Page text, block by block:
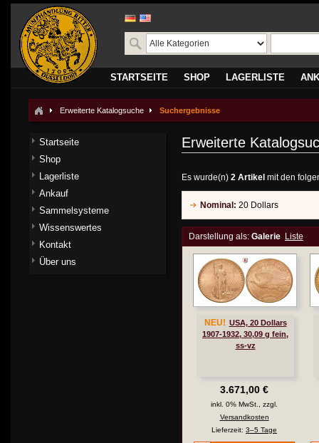
STARTSEITE SHOP LAGERLISTE
Erweiterte Katalogsuche Suchergebnisse
Erweiterte
Es wurde(n) 2 Artikel mit den
Nominal: 20 Dollars
Darstellung als: Galerie Liste
NEU! USA, 20 Dollars
1907-1932, 30,09 g fein,
ss-vz
3.671,00 €
inkl. 0% MwSt., zzgl.
Versandkosten
Lieferzeit: 3–5 Tage
Startseite
Shop
Lagerliste
Ankauf
Sammelsysteme
Wissenswertes
Kontakt
Über uns